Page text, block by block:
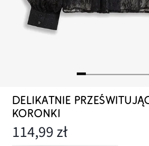
DELIKATNIE
KORONKI
114,99 zł